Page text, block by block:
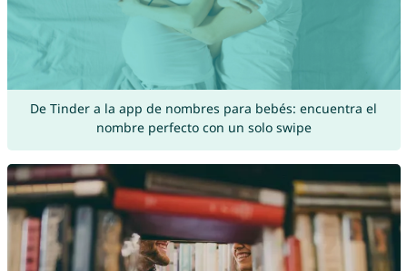
De Tinder a la app de nombres para bebés: encuentra el
nombre perfecto con un solo swipe